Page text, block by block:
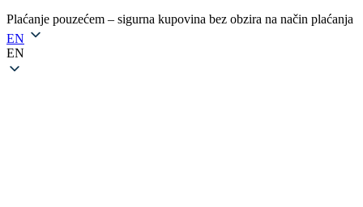
Plaćanje pouzećem – sigurna kupovina bez obzira na način plaćanja
EN
EN